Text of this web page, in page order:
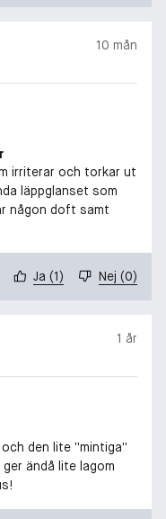
10 mån
irriterar och torkar ut
läppglanset som
någon doft samt
Ja (1) Nej (0)
1 år
den lite ”mintiga”
ändå lite lagom